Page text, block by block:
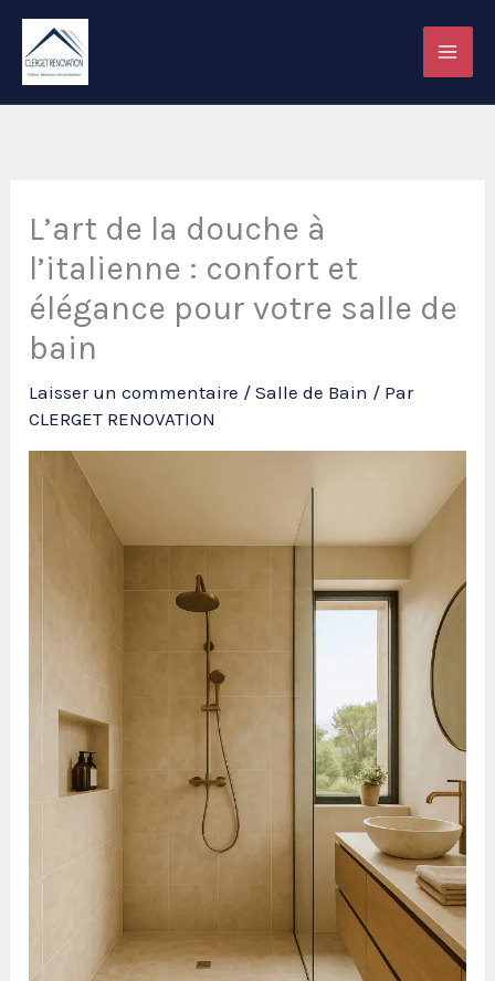
Aller
contenu
L’art de la douche à
l’italienne : confort et
élégance pour votre salle de
bain
Laisser un commentaire /Salle de Bain / Par
CLERGET RENOVATION